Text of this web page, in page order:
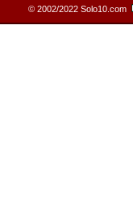
© 2002/2022 Solo10.com